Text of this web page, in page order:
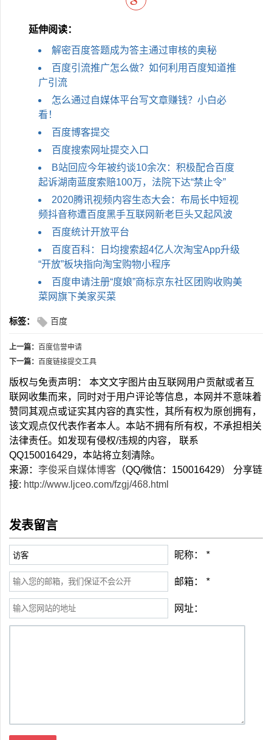
延伸阅读：
解密百度答题成为答主通过审核的奥秘
百度引流推广怎么做？如何利用百度知道推
广引流
怎么通过自媒体平台写文章赚钱？小白必
看！
百度博客提交
百度搜索网址提交入口
B站回应今​年被约谈10余次：积极配合百度
起诉湖南蓝度索赔100万，法院下达“禁止令”
2020腾讯视频内容生态大会：布局长中短视
频抖音称遭百度黑手互联网新老巨头又起风波
百度统计开放平台
百度百科：日均搜索超4亿人次淘宝App升级
“开放”板块指向淘宝购物小程序
百度申请注册“度娘”商标京东社区团购收购美
菜网旗下美家买菜
标签： 百度
上一篇：
百度信誉申请
下一篇：
百度链接提交工具
版权与免责声明： 本文文字图片由互联网用户贡献或者互
联网收集而来，同时对于用户评论等信息，本网并不意味着
赞同其观点或证实其内容的真实性，其所有权为原创拥有，
该文观点仅代表作者本人。本站不拥有所有权，不承担相关
法律责任。如发现有侵权/违规的内容， 联系
QQ150016429，本站将立刻清除。
来源： 李俊采自媒体博客 （QQ/微信：150016429） 分享链
接: http://www.ljceo.com/fzgj/468.html
发表留言
昵称： *
邮箱： *
网址：